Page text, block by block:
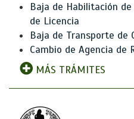
Baja de Habilitación
de Licencia
Baja de Transporte de
Cambio de Agencia de
MÁS TRÁMITES